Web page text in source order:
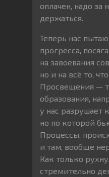
оплачен, надо за
держаться.
Теперь нас
прогресса,
на завоевания
но и на всё то,
Просвещения —
образования,
у нас разрушает
но по которой
Процессы,
и там, вообще
Как только
стремительно